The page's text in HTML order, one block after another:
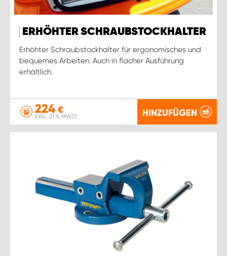
ERHÖHTER SCHRAUBSTOCKHALTER
Erhöhter Schraubstockhalter für ergonomisches und
bequemes Arbeiten. Auch in flacher Ausführung
erhältlich.
224 €
EXKL. 21 % MWST. HINZUFÜGEN